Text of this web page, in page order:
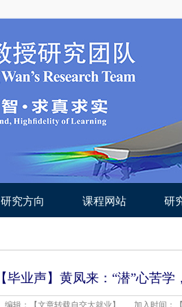
研究方向 课程网站 研
【毕业声】黄凤来：“潜”心苦学
编辑：【文章转载自交大就业】 加入时间：